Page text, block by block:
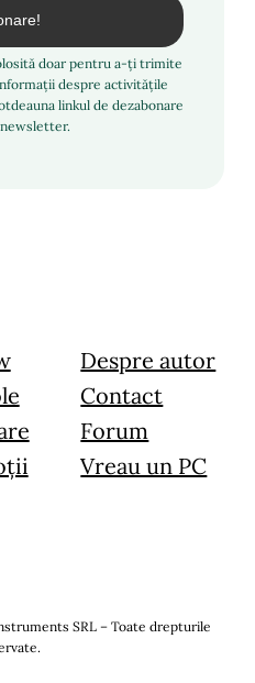
doar pentru a-ți trimite
despre activitățile
linkul de dezabonare
Despre autor
Contact
Forum
Vreau un PC
SRL – Toate drepturile